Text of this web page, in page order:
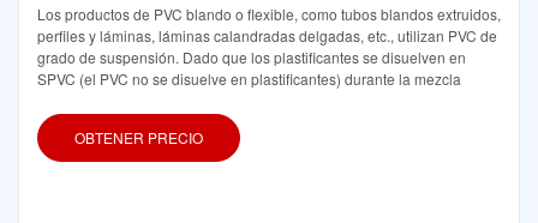
Los productos de PVC blando o flexible, como tubos blandos extruidos,
perfiles y láminas, láminas calandradas delgadas, etc., utilizan PVC de
grado de suspensión. Dado que los plastificantes se disuelven en
SPVC (el PVC no se disuelve en plastificantes) durante la mezcla
OBTENER PRECIO